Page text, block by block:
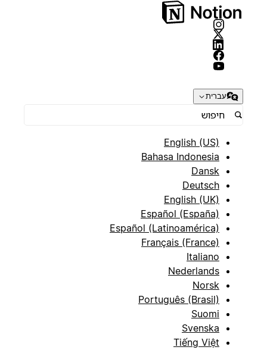
עברית
English (US)
Bahasa Indonesia
Dansk
Deutsch
English (UK)
Español (España)
Español (Latinoamérica)
Français (France)
Italiano
Nederlands
Norsk
Português (Brasil)
Suomi
Svenska
Tiếng Việt